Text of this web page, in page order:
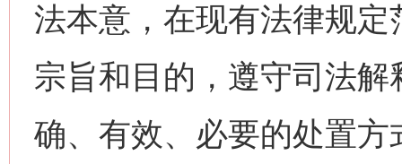
法本意，在现有法律规
宗旨和目的，遵守司法
确、有效、必要的处置